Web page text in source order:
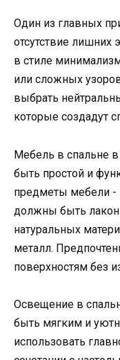
Один из главных
отсутствие лишних
в стиле
или сложных
выбрать
которые создадут
Мебель в спальне
быть простой и
предметы мебели -
должны быть
натуральных
металл.
поверхностям без
Освещение в
быть мягким и
использовать